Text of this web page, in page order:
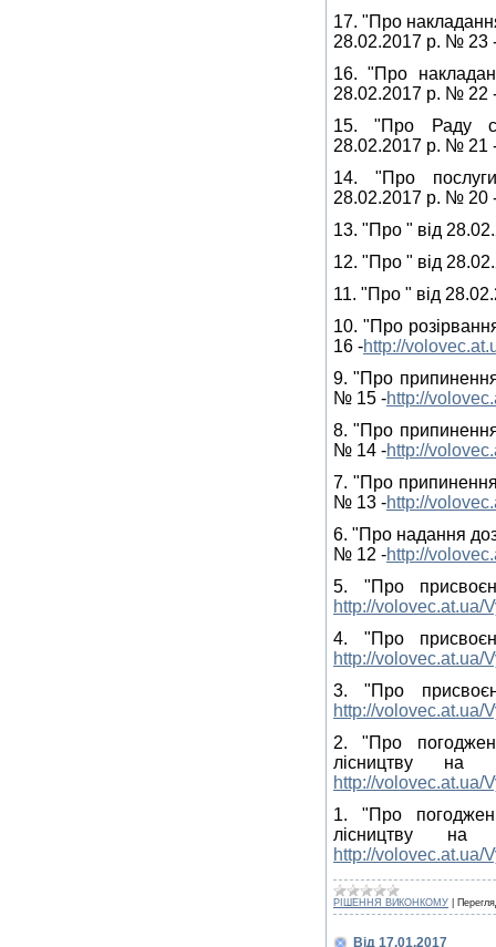
17. "Про
28.02.2017 р. № 23
16. "Про
28.02.2017 р. № 22
15. "Про Раду
28.02.2017 р. № 21
14. "Про
28.02.2017 р. № 20
13. "Про " від
12. "Про " від
11. "Про " від
10. "Про
16 -http://
9. "Про
№ 15 -http://
8. "Про
№ 14 -http://
7. "Про
№ 13 -http://
6. "Про надання
№ 12 -http://
5. "Про
http://volovec.at.ua/
4. "Про
http://volovec.at.ua/
3. "Про
http://volovec.at.ua/
2. "Про
лісництву
http://volovec.at.ua/
1. "Про
лісництву
http://volovec.at.ua/
РІШЕННЯ ВИКОНКОМУ
Від 17.01.2017